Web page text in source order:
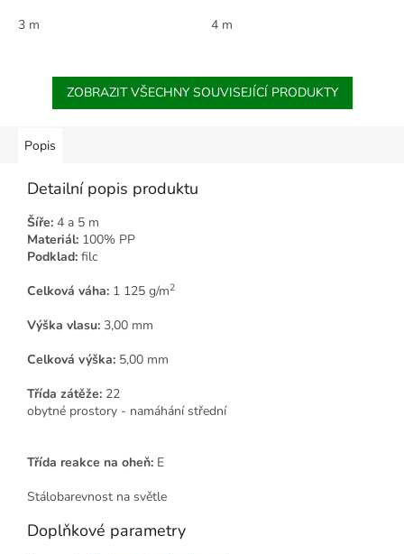
role 300 cm.
3 m
podlahové vytápění.
4 m
ZOBRAZIT VŠECHNY SOUVISEJÍCÍ PRODUKTY
Popis
Detailní popis produktu
Šíře: 4 a 5 m
Materiál: 100% PP
Podklad: filc
Celková váha: 1 125 g/m2
Výška vlasu: 3,00 mm
Celková výška: 5,00 mm
Třída zátěže: 22
obytné prostory - namáhání střední
Třída reakce na oheň: E
Stálobarevnost na světle
Doplňkové parametry